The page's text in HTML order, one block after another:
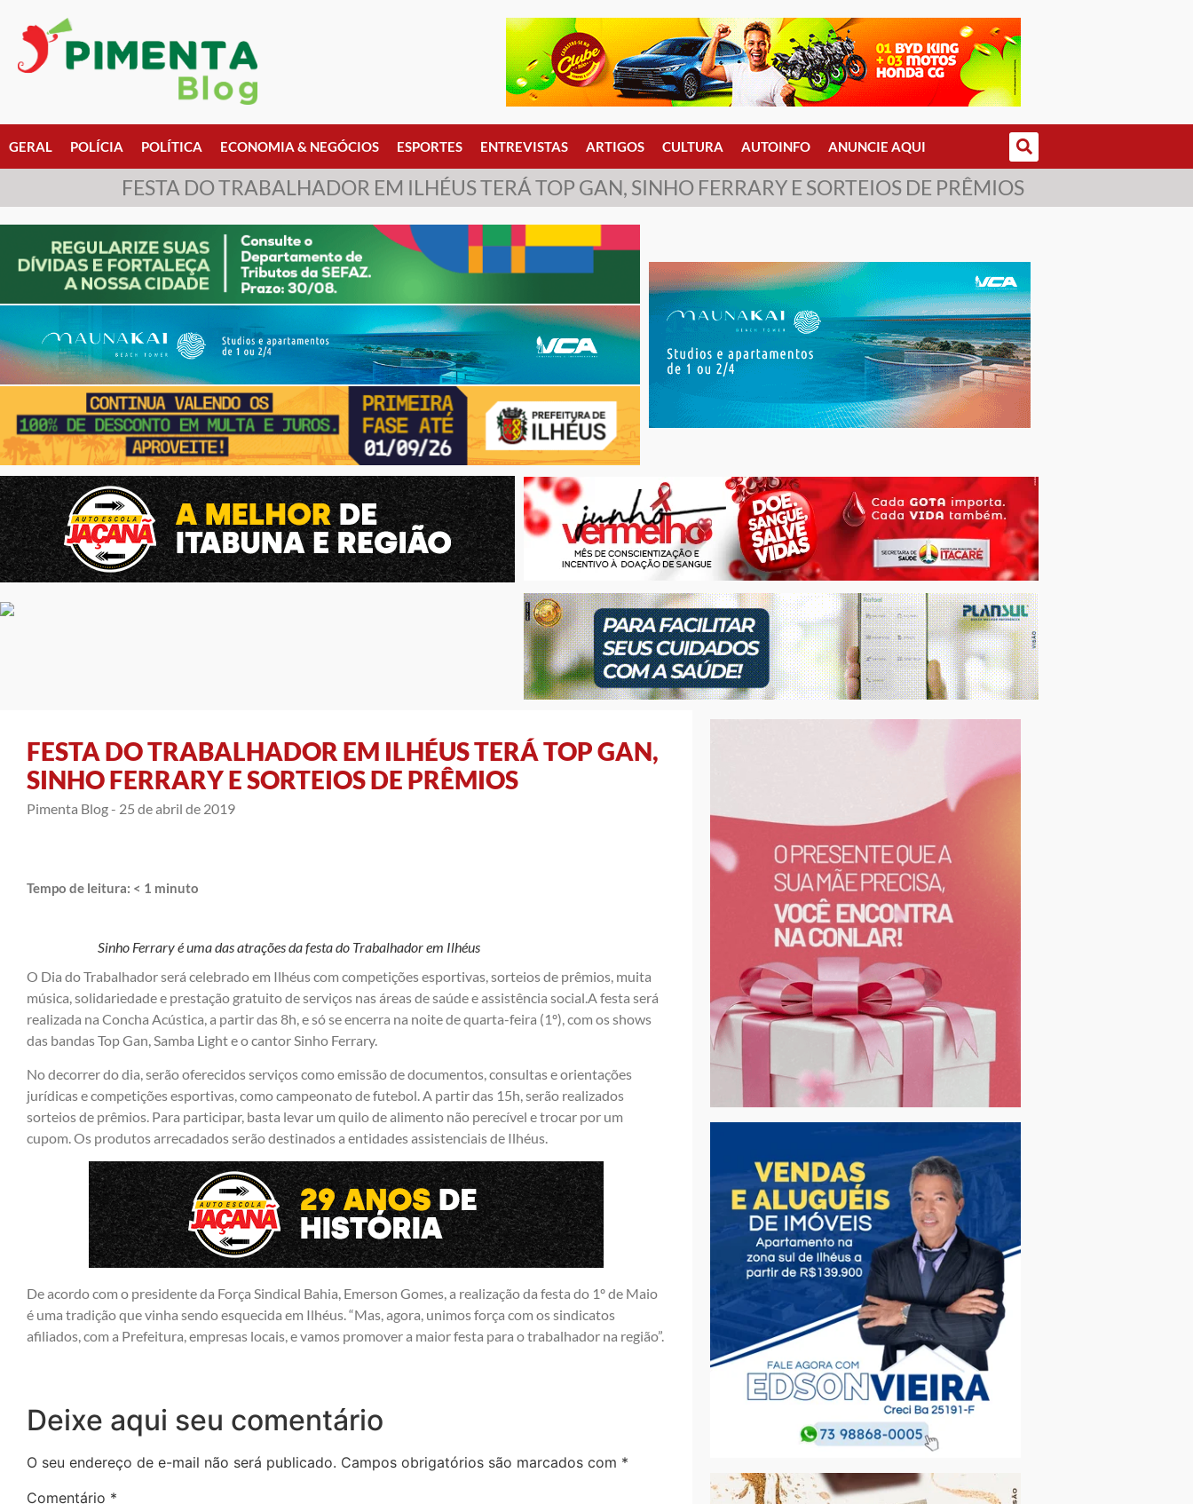
GERAL POLÍCIA POLÍTICA ECONOMIA & NEGÓCIOS ESPORTES ENTREVISTAS ARTIGOS CULTURA AUTOINFO ANUNCIE AQUI
FESTA DO TRABALHADOR EM ILHÉUS TERÁ TOP GAN, SINHO FERRARY E SORTEIOS DE PRÊMIOS
FESTA DO TRABALHADOR EM ILHÉUS TERÁ TOP GAN,
SINHO FERRARY E SORTEIOS DE PRÊMIOS
Pimenta Blog - 25 de abril de 2019
Tempo de leitura: < 1 minuto
Sinho Ferrary é uma das atrações da festa do Trabalhador em Ilhéus
O Dia do Trabalhador será celebrado em Ilhéus com competições esportivas, sorteios de prêmios, muita
música, solidariedade e prestação gratuito de serviços nas áreas de saúde e assistência social.A festa será
realizada na Concha Acústica, a partir das 8h, e só se encerra na noite de quarta-feira (1º), com os shows
das bandas Top Gan, Samba Light e o cantor Sinho Ferrary.
No decorrer do dia, serão oferecidos serviços como emissão de documentos, consultas e orientações
jurídicas e competições esportivas, como campeonato de futebol. A partir das 15h, serão realizados
sorteios de prêmios. Para participar, basta levar um quilo de alimento não perecível e trocar por um
cupom. Os produtos arrecadados serão destinados a entidades assistenciais de Ilhéus.
De acordo com o presidente da Força Sindical Bahia, Emerson Gomes, a realização da festa do 1º de Maio
é uma tradição que vinha sendo esquecida em Ilhéus. “Mas, agora, unimos força com os sindicatos
afiliados, com a Prefeitura, empresas locais, e vamos promover a maior festa para o trabalhador na região”.
Deixe aqui seu comentário
O seu endereço de e-mail não será publicado. Campos obrigatórios são marcados com *
Comentário *